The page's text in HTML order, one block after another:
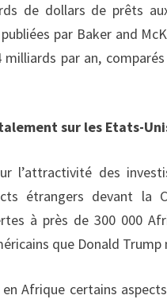
de dollars de prêts
par Baker and
par an,
sur les Etats-
l’attractivité des
étrangers devant la
à près de 300 000
que Donald
Afrique certains